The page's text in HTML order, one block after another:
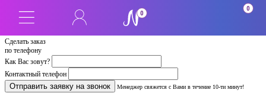
Сделать заказ
по телефону
Как Вас зовут?
Контактный телефон
Менеджер свяжется с Вами в течение 10-ти минут!
0
0